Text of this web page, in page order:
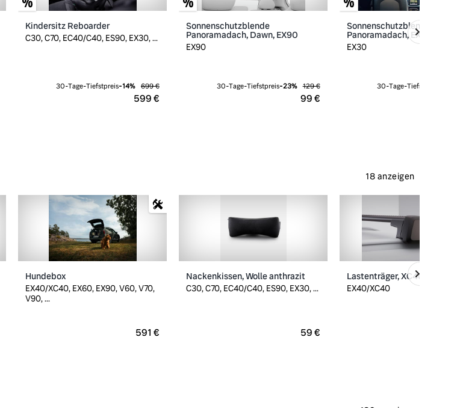
Kindersitz Reboarder
C30, C70, EC40/C40, ES90, EX30, ...
599 €
30-Tage-Tiefstpreis-14% 699 €
Sonnenschutzblende
Panoramadach, Dawn, EX90
EX90
99 €
30-Tage-Tiefstpreis-23% 129 €
Sonnenschutzblende
Panoramadach, EX30
EX30
30-Tage-Tiefstpreis
18 anzeigen
Hundebox
EX40/XC40, EX60, EX90, V60, V70,
V90, ...
591 €
Nackenkissen, Wolle anthrazit
C30, C70, EC40/C40, ES90, EX30, ...
59 €
Lastenträger, XC40/EX40
EX40/XC40